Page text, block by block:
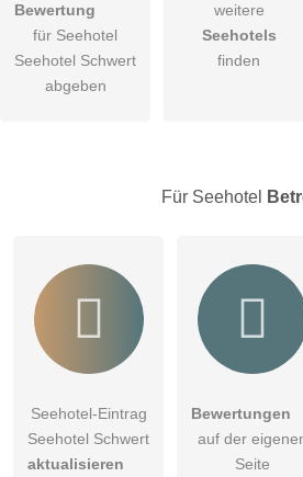
Hiermit akzeptiere ich dieAGB
.
Bewertung
für Seehotel
Seehotel Schwert
abgeben
weitere
Seehotels
finden
Für Seehotel
Seehotel-Eintrag
Seehotel Schwert
aktualisieren
Bewertungen
auf der
Seite